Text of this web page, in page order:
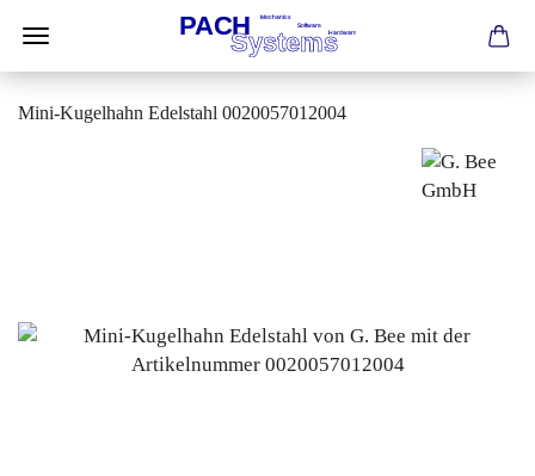
Mini-Kugelhahn Edelstahl 0020057012004